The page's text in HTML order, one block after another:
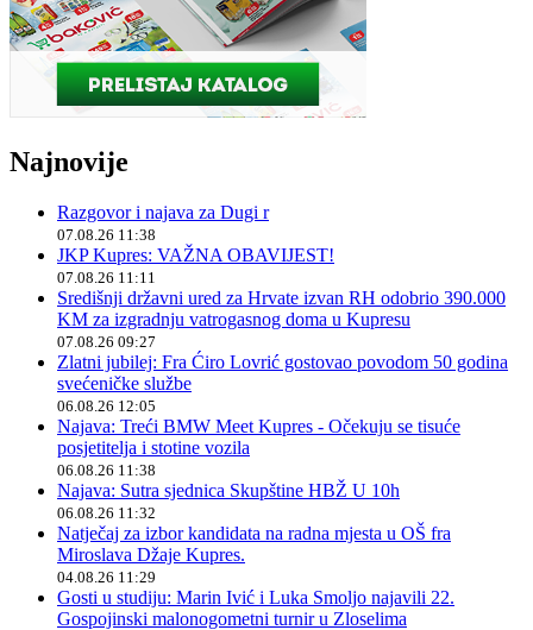
Najnovije
Razgovor i najava za Dugi r
07.08.26 11:38
JKP Kupres: VAŽNA OBAVIJEST!
07.08.26 11:11
Središnji državni ured za Hrvate izvan RH odobrio 390.000
KM za izgradnju vatrogasnog doma u Kupresu
07.08.26 09:27
Zlatni jubilej: Fra Ćiro Lovrić gostovao povodom 50 godina
svećeničke službe
06.08.26 12:05
Najava: Treći BMW Meet Kupres - Očekuju se tisuće
posjetitelja i stotine vozila
06.08.26 11:38
Najava: Sutra sjednica Skupštine HBŽ U 10h
06.08.26 11:32
Natječaj za izbor kandidata na radna mjesta u OŠ fra
Miroslava Džaje Kupres.
04.08.26 11:29
Gosti u studiju: Marin Ivić i Luka Smoljo najavili 22.
Gospojinski malonogometni turnir u Zloselima